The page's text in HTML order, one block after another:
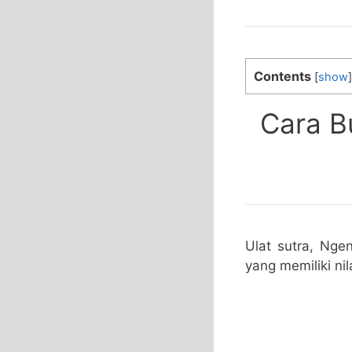
Contents [show]
Cara
Ulat sutra,
yang memiliki